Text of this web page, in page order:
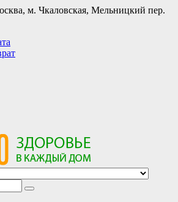
м. Чкаловская, Мельницкий пер.
доставка в Москве и по всей России
продукции, официальные цены